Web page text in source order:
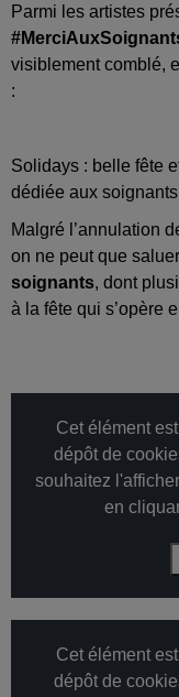
Parmi les artistes
visiblement comblé,
:
Solidays : belle fête
dédiée aux soignants
Malgré l’annulation
on ne peut que
soignants, dont
à la fête qui s’opère
Cet élément
dépôt de
souhaitez
en
Cet élément
dépôt de